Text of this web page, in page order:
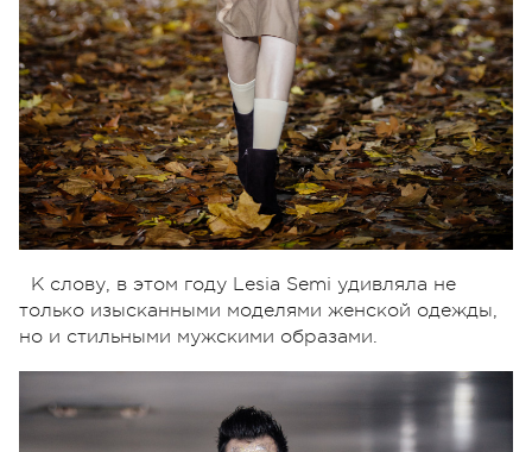
К слову, в этом году Lesia Semi удивляла не
только изысканными моделями женской одежды,
но и стильными мужскими образами.